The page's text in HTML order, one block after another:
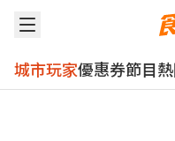
城市玩家優惠券節目